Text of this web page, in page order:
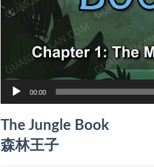
00:00
The Jungle Book
森林王子